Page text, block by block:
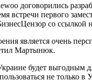
договорились
встречи первого
со ссылкой
является очень
Мартынюк.
будет
не только в